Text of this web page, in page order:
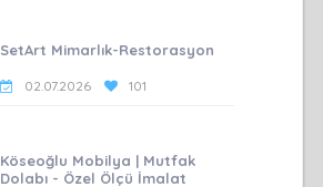
SetArt Mimarlık-Restorasyon
02.07.2026 101
Köseoğlu Mobilya | Mutfak
Dolabı - Özel Ölçü İmalat